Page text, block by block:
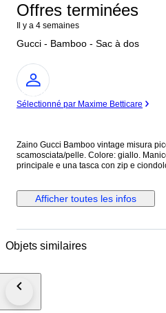
Offres terminées
Il y a 4 semaines
Gucci - Bamboo - Sac à dos
Expert
Sélectionné par Maxime Betticare
Zaino Gucci Bamboo vintage misura
scamosciata/pelle. Colore: giallo.
principale e una tasca con zip e
per la conservazione soprattutto nelle
semplicemente di pulizia.
Condizioni interne: buone condizioni.
limitazioni o costi di importazione e
Afficher toutes les infos
Objets similaires